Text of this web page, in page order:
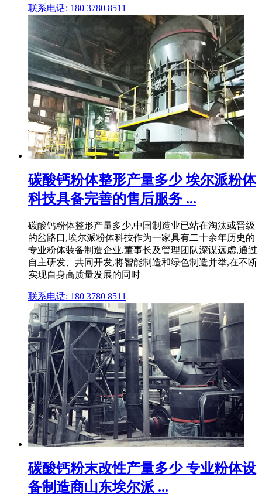
联系电话: 180 3780 8511
碳酸钙粉体整形产量多少 埃尔派粉体
科技具备完善的售后服务 ...
碳酸钙粉体整形产量多少,中国制造业已站在淘汰或晋级
的岔路口,埃尔派粉体科技作为一家具有二十余年历史的
专业粉体装备制造企业,董事长及管理团队深谋远虑,通过
自主研发、共同开发,将智能制造和绿色制造并举,在不断
实现自身高质量发展的同时
联系电话: 180 3780 8511
碳酸钙粉末改性产量多少 专业粉体设
备制造商山东埃尔派 ...